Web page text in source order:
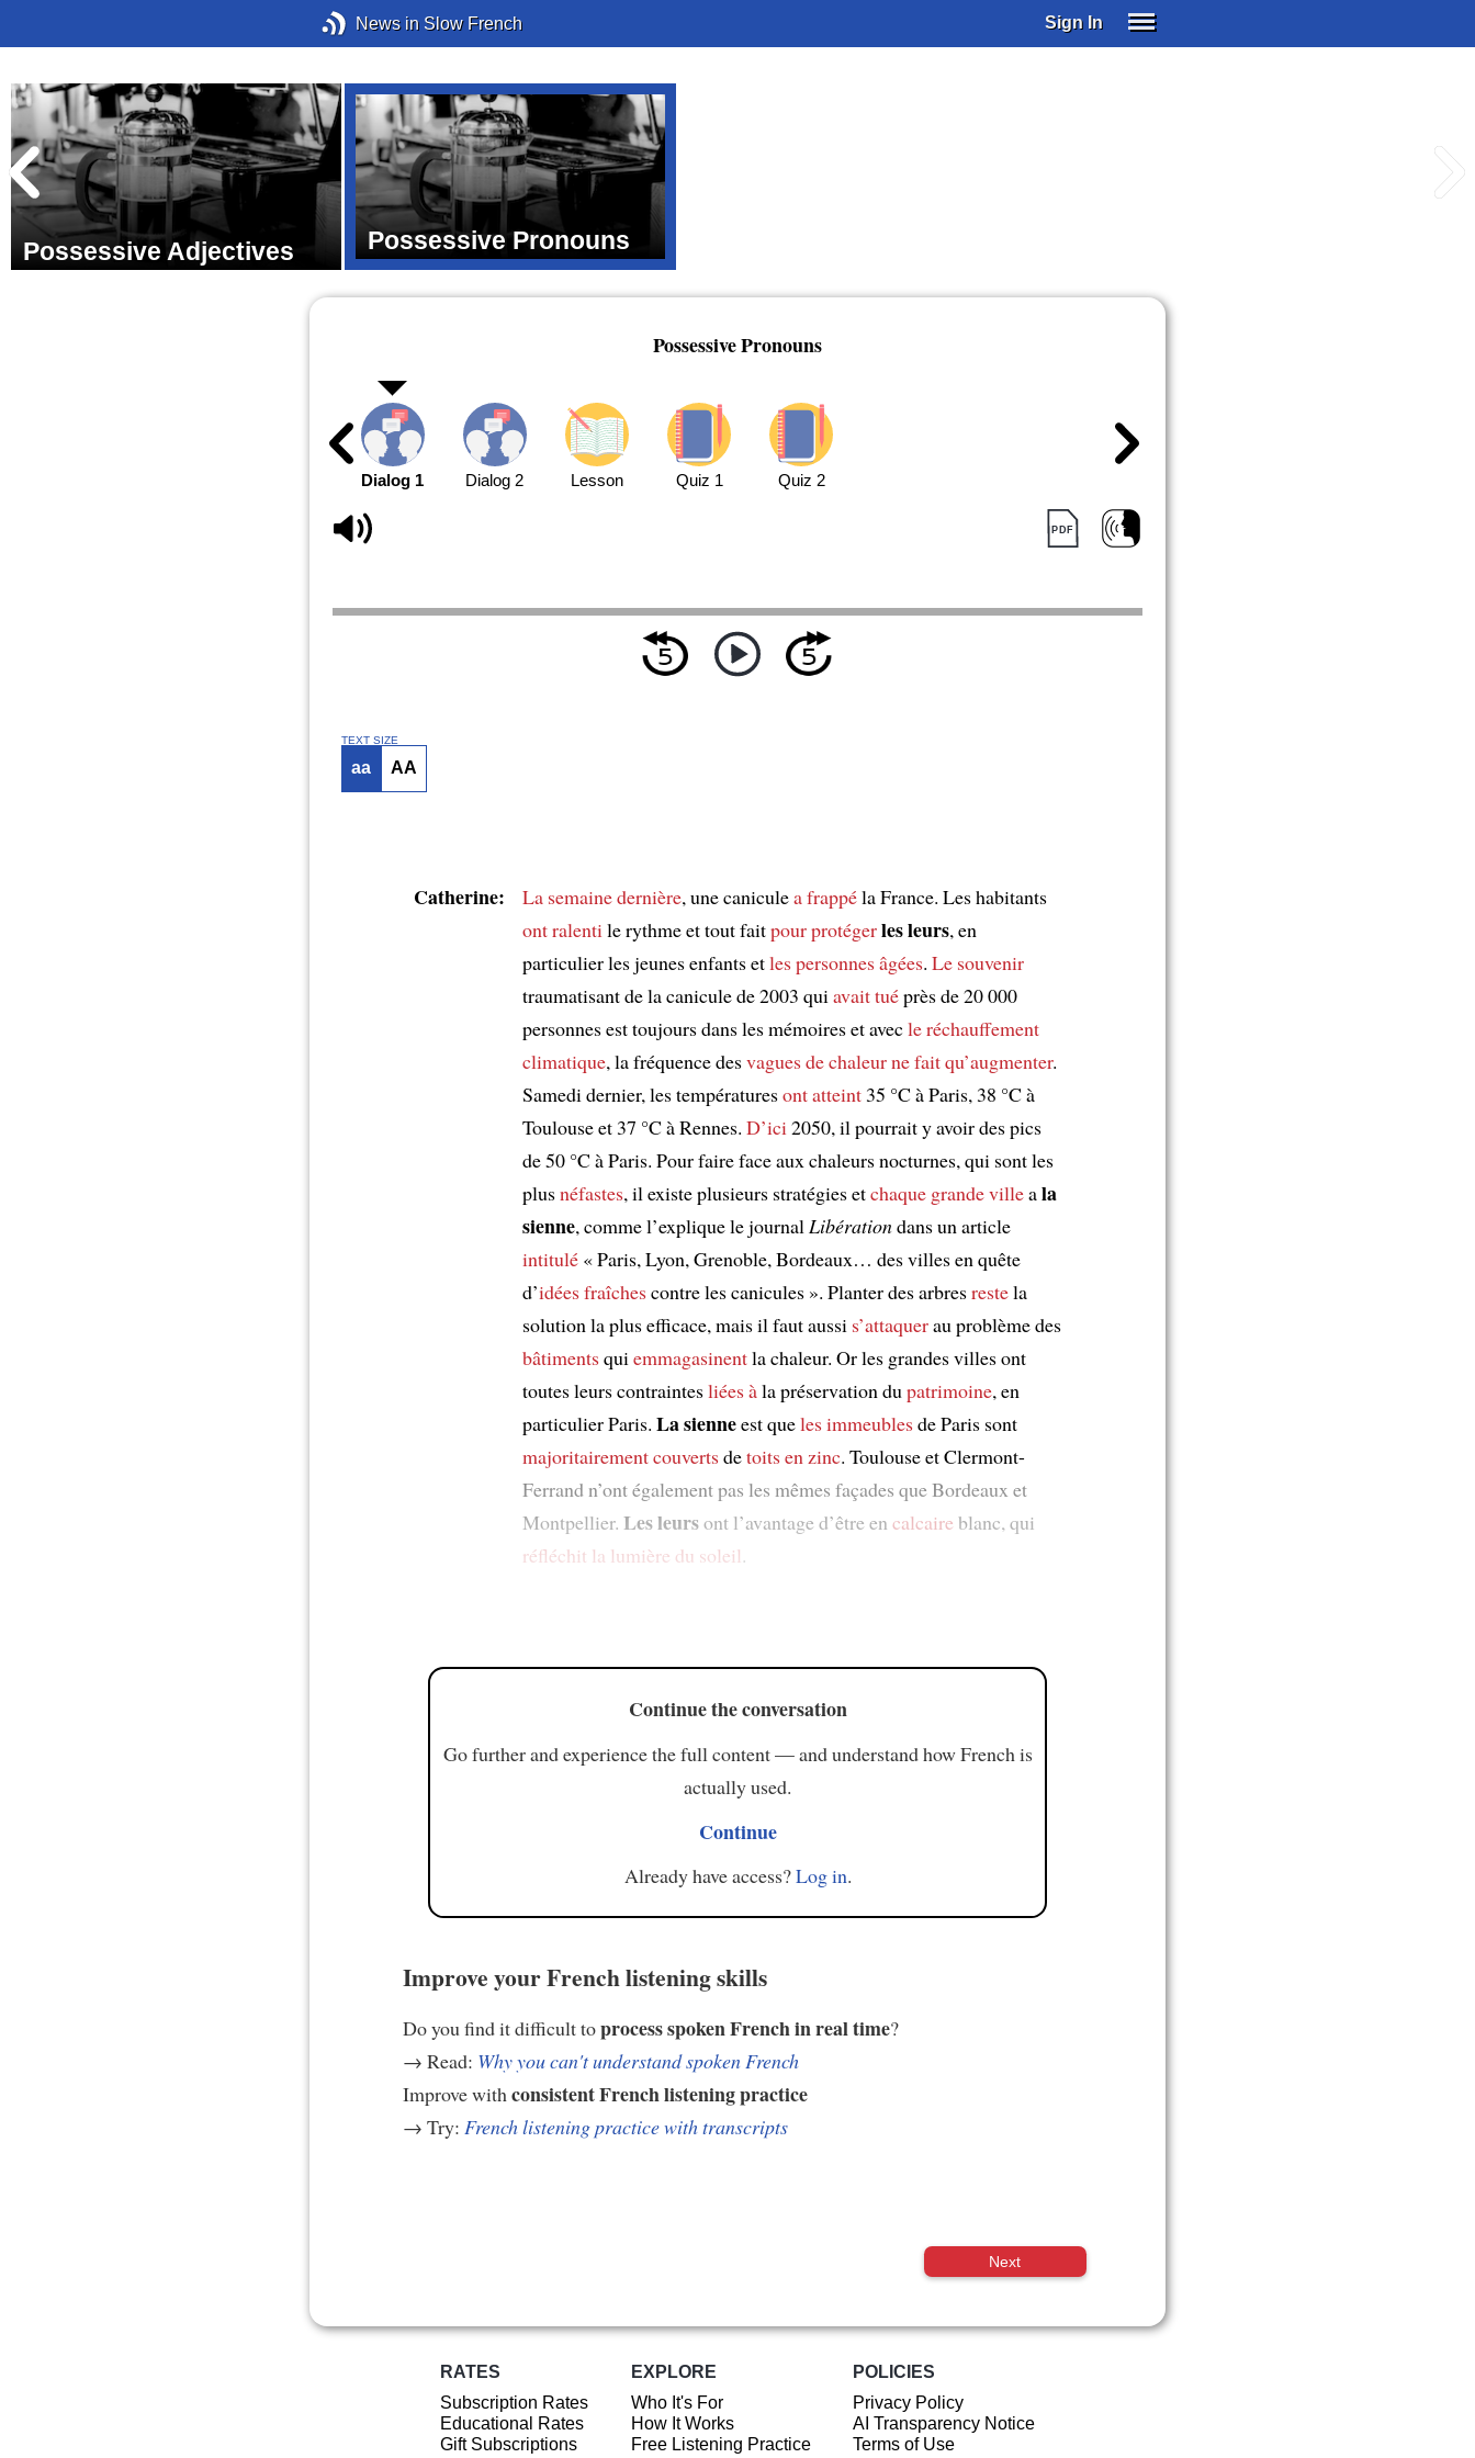
News in Slow French Sign In
Possessive Adjectives Possessive Pronouns
Possessive Pronouns
Dialog 1 Dialog 2 Lesson Quiz 1 Quiz 2
TEXT SIZE
aa AA
Catherine: La semaine dernière, une caniculea frappéla France. Les habitants
ont ralenti le rythme et tout faitpour protégerles leurs, en
particulier les jeunes enfants etles personnes âgées. Le souvenir
traumatisant de la canicule de 2003 qui avait tuéprès de 20 000
personnes est toujours dans les mémoires et avecle réchauffement
climatique, la fréquence desvagues de chaleurne fait qu’augmenter.
Samedi dernier, les températuresont atteint35 °C à Paris, 38 °C à
Toulouse et 37 °C à Rennes. D’ici 2050, il pourrait y avoir des pics
de 50 °C à Paris. Pour faire face aux chaleurs nocturnes, qui sont les
plusnéfastes, il existe plusieurs stratégies etchaque grande villeala
sienne, comme l’explique le journal Libérationdans un article
intitulé« Paris, Lyon, Grenoble, Bordeaux… des villes en quête
d’idées fraîchescontre les canicules ». Planter des arbresrestela
solution la plus efficace, mais il faut aussi s’attaquerau problème des
bâtimentsqui emmagasinentla chaleur. Or les grandes villes ont
toutes leurs contraintesliées àla préservation du patrimoine, en
particulier Paris. La sienneest queles immeublesde Paris sont
majoritairementcouvertsdetoits en zinc. Toulouse et Clermont-
Ferrand n’ont également pas les mêmes façades que Bordeaux et
Montpellier. Les leursont l’avantage d’être en calcaire blanc, qui
réfléchit la lumière du soleil.
Continue the conversation
Go further and experience the full content — and understand how French is
actually used.
Continue
Already have access?Log in.
Improve your French listening skills
Do you find it difficult toprocess spoken French in real time?
→ Read: Why you can't understand spoken French
Improve with consistent French listening practice
→ Try: French listening practice with transcripts
Next
RATES
Subscription Rates
Educational Rates
Gift Subscriptions
EXPLORE
Who It's For
How It Works
Free Listening Practice
POLICIES
Privacy Policy
AI Transparency Notice
Terms of Use